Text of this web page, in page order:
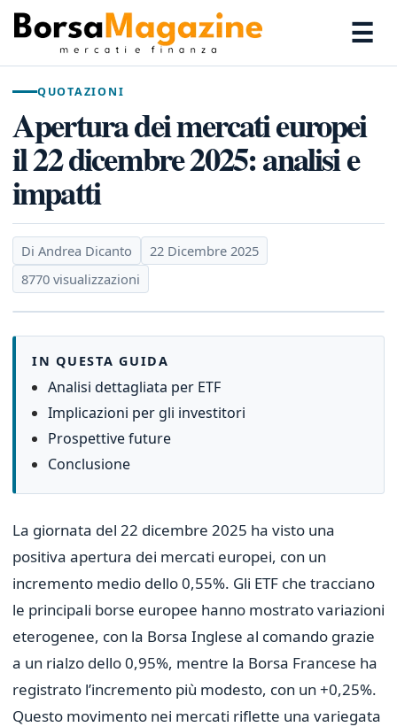
☰
QUOTAZIONI
Apertura dei mercati europei
il 22 dicembre 2025: analisi e
impatti
Di Andrea Dicanto
22 Dicembre 2025
8770 visualizzazioni
IN QUESTA GUIDA
Analisi dettagliata per ETF
Implicazioni per gli investitori
Prospettive future
Conclusione
La giornata del 22 dicembre 2025 ha visto una
positiva apertura dei mercati europei, con un
incremento medio dello 0,55%. Gli ETF che tracciano
le principali borse europee hanno mostrato variazioni
eterogenee, con la Borsa Inglese al comando grazie
a un rialzo dello 0,95%, mentre la Borsa Francese ha
registrato l’incremento più modesto, con un +0,25%.
Questo movimento nei mercati riflette una variegata